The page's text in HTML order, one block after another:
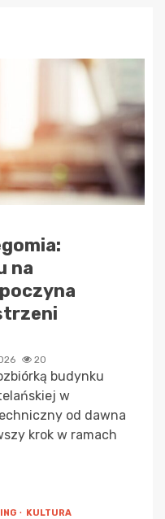
na
20
budynku
w
od dawna
krok w ramach
KULTURA